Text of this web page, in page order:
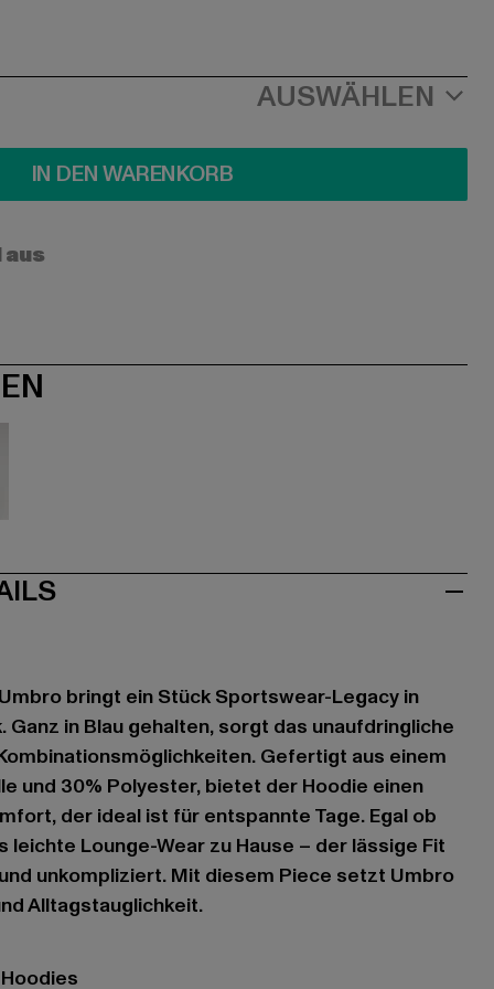
AUSWÄHLEN
IN DEN WARENKORB
bringt ein Stück Sportswear-Legacy in
Ganz in Blau gehalten, sorgt das unaufdringliche
Gefertigt aus einem
und 30% Polyester, bietet der Hoodie einen
der ideal ist für entspannte Tage. Egal ob
leichte Lounge-Wear zu Hause – der lässige Fit
unkompliziert. Mit diesem Piece setzt Umbro
Alltagstauglichkeit.